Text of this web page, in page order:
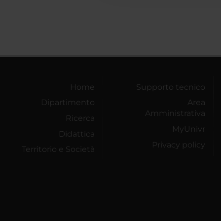
Home
Dipartimento
Ricerca
Didattica
Territorio e Società
Supporto tecnico
Area
Amministrativa
MyUnivr
Privacy policy